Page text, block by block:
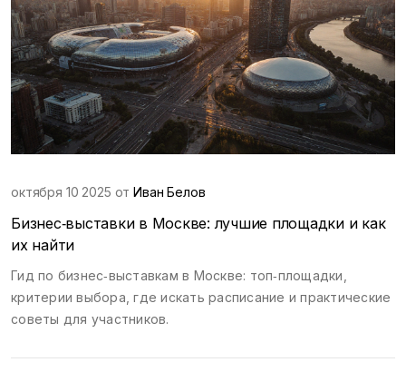
октября 10 2025 отИван Белов
Бизнес‑выставки в Москве: лучшие площадки и как
их найти
Гид по бизнес‑выставкам в Москве: топ‑площадки,
критерии выбора, где искать расписание и практические
советы для участников.